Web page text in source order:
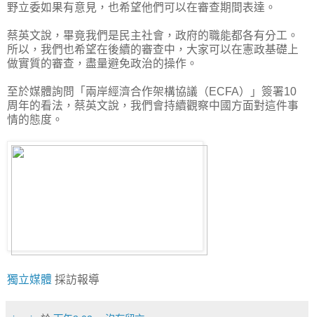
野立委如果有意見，也希望他們可以在審查期間表達。
蔡英文說，畢竟我們是民主社會，政府的職能都各有分工。
所以，我們也希望在後續的審查中，大家可以在憲政基礎上
做實質的審查，盡量避免政治的操作。
至於媒體詢問「兩岸經濟合作架構協議（ECFA）」簽署10
周年的看法，蔡英文說，我們會持續觀察中國方面對這件事
情的態度。
獨立媒體 採訪報導